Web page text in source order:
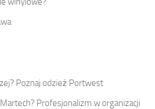
Poznaj odzież Portwest
Profesjonalizm w organizacji